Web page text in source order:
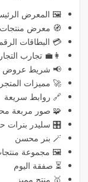
🖼️ المعرض
🧭 معرض منتجات
💳 البطاقات
👩‍💼 تجارب التجار
📢 شريط عروض
🚀 مميزات المتجر
🔗 روابط سريعة
🧩 صور مربعة
🎛️ سليدر بنرات
🪄 بنر محسن
🖼️ مجموعة
⏳ صفقة اليوم
🥇 منتج مميز